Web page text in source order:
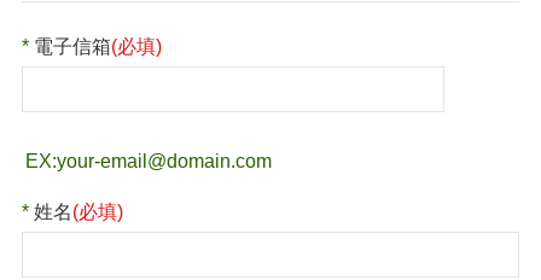
電子信箱(必填)
姓名(必填)